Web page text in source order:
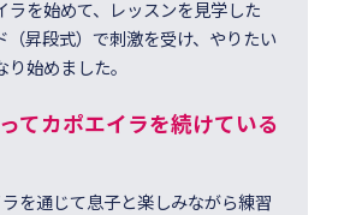
ラを始めて、レッスンを見学した
（昇段式）で刺激を受け、やりたい
始めました。
てカポエイラを続けている
を通じて息子と楽しみながら練習